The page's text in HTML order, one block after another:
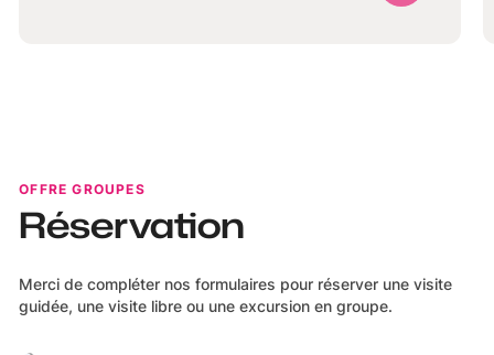
OFFRE GROUPES
Réservation
Merci de compléter nos formulaires pour réserver une visite
guidée, une visite libre ou une excursion en groupe.